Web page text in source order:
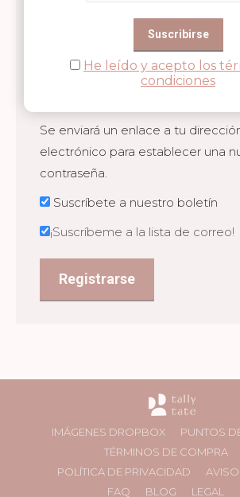
REGISTRARSE
Dirección de correo electrónico*
Se enviará un enlace a tu
electrónico para establecer una
contraseña.
Suscríbete a nuestro boletín
¡Suscríbeme a la lista de correo!
Registrarse
IMÁGENES DROPBOX
PUNTOS
TÉRMINOS DE COMPRA
POLÍTICA DE PRIVACIDAD
AVISO
FAQ
BLOG LEGAL
He leído y acepto los
condiciones